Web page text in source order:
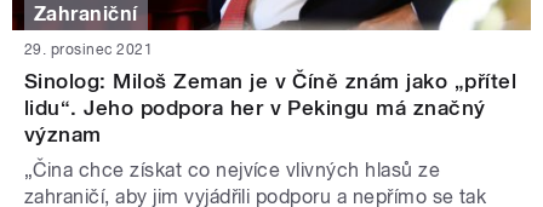
Zahraniční
29. prosinec 2021
Sinolog: Miloš Zeman je v Číně znám jako „přítel
lidu“. Jeho podpora her v Pekingu má značný
význam
„Čina chce získat co nejvíce vlivných hlasů ze
zahraničí, aby jim vyjádřili podporu a nepřímo se tak